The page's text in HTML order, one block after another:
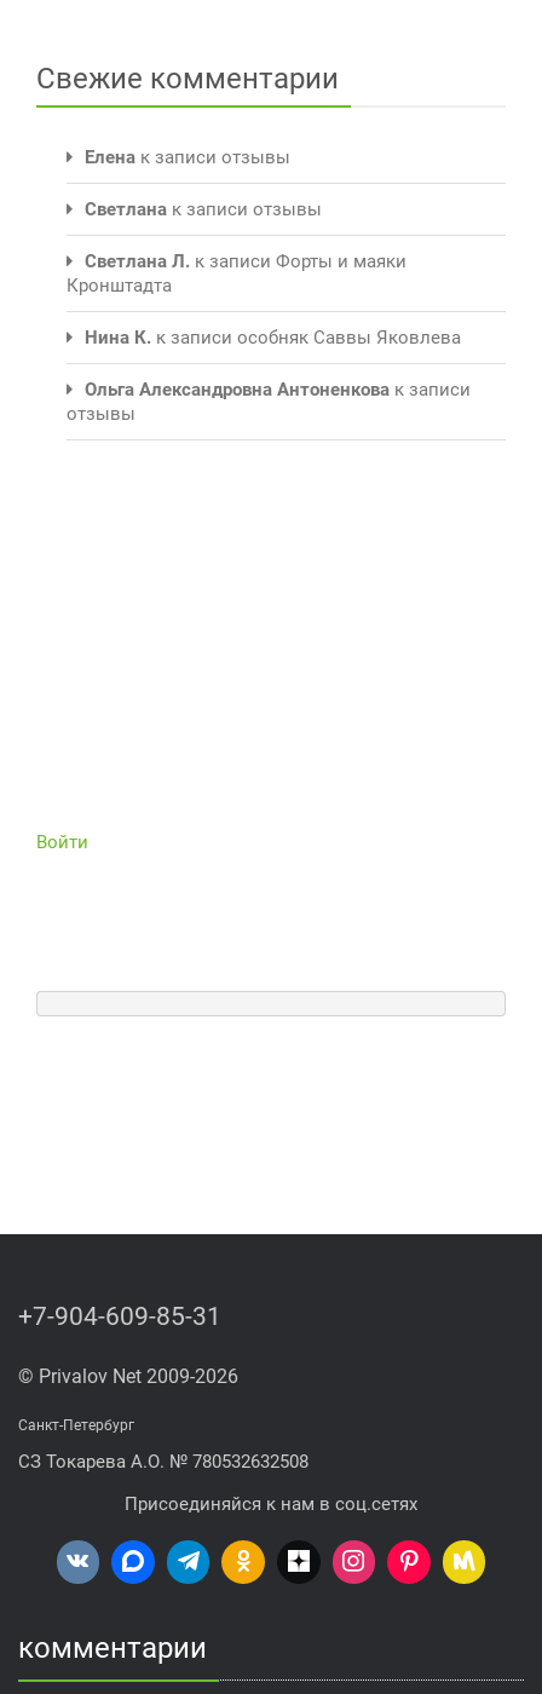
Свежие комментарии
Елена к записи отзывы
Светлана к записи отзывы
Светлана Л. к записи Форты и маяки
Кронштадта
Нина К. к записи особняк Саввы Яковлева
Ольга Александровна Антоненкова к записи
отзывы
Войти
+7-904-609-85-31
© Privalov Net 2009-2026
Санкт-Петербург
СЗ Токарева А.О. № 780532632508
Присоединяйся к нам в соц.сетях
комментарии